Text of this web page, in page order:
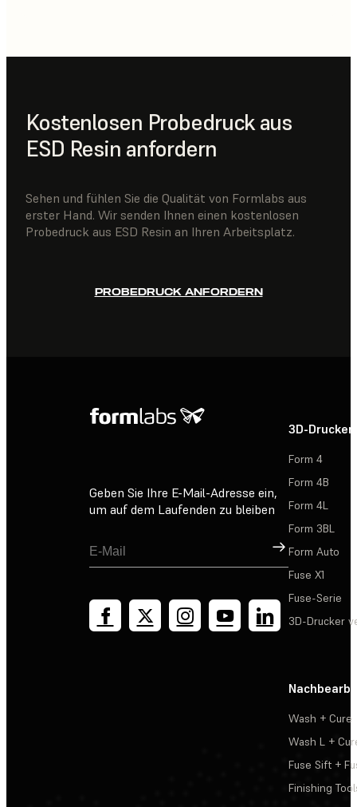
Kostenlosen Probedruck aus
ESD Resin anfordern
Sehen und fühlen Sie die Qualität von Formlabs aus
erster Hand. Wir senden Ihnen einen kostenlosen
Probedruck aus ESD Resin an Ihren Arbeitsplatz.
PROBEDRUCK ANFORDERN
Geben Sie Ihre E-Mail-Adresse ein,
um auf dem Laufenden zu bleiben
Registrieren
3D-Drucker
Form 4
Form 4B
Form 4L
Form 3BL
Form Auto
Fuse X1
Fuse-Serie
3D-Drucker
Wash + Cure
Wash L +
Fuse Sift +
Finishing